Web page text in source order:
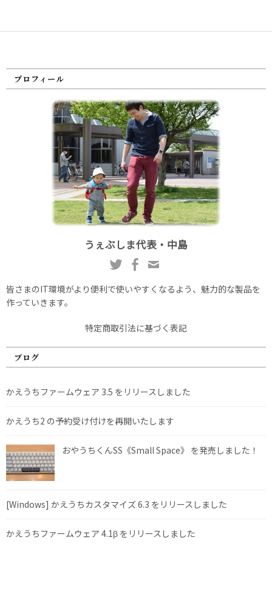
プロフィール
うぇぶしま代表・中島
皆さまのIT環境がより便利で使いやすくなるよう、魅力的な製品を
作っていきます。
特定商取引法に基づく表記
ブログ
かえうちファームウェア 3.5 をリリースしました
かえうち2 の予約受け付けを再開いたします
おやうちくんSS《Small Space》 を発売しました！
[Windows] かえうちカスタマイズ 6.3 をリリースしました
かえうちファームウェア 4.1β をリリースしました